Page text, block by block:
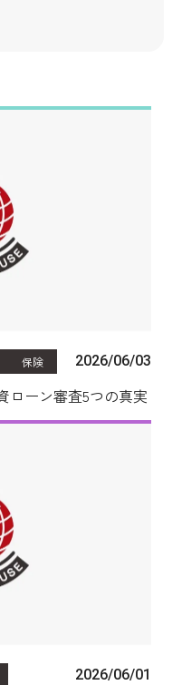
保険 2026/06/03
ローン審査5つの真実
2026/06/01